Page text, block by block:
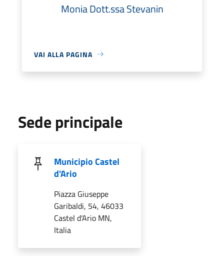
Monia Dott.ssa Stevanin
VAI ALLA PAGINA
Sede principale
Municipio Castel
d'Ario
Piazza Giuseppe
Garibaldi, 54, 46033
Castel d'Ario MN,
Italia